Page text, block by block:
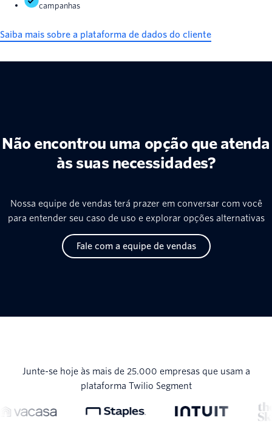
campanhas
Saiba mais sobre a plataforma de dados do cliente
Não encontrou uma opção que atenda
às suas necessidades?
Nossa equipe de vendas terá prazer em conversar com você
para entender seu caso de uso e explorar opções alternativas
Fale com a equipe de vendas
Junte-se hoje às mais de 25.000 empresas que usam a
plataforma Twilio Segment